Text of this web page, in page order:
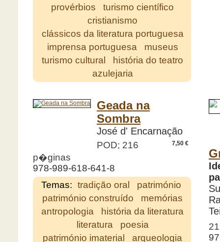
provérbios
turismo científico
cristianismo
clássicos da literatura portuguesa
imprensa portuguesa
museus
turismo cultural
história do teatro
azulejaria
Geada na
Sombra
José d' Encarnação
7,50 €
POD; 216
p�ginas
978-989-618-641-8
Temas: tradição oral
património
património construído
memórias
antropologia
história da literatura
literatura
poesia
património imaterial
arqueologia